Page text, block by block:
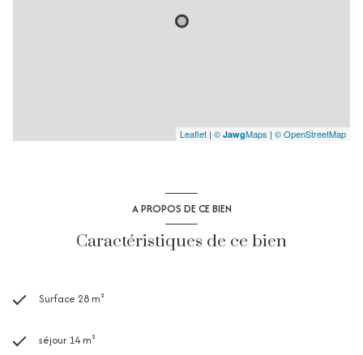
Leaflet | © JawgMaps | © OpenStreetMap
A PROPOS DE CE BIEN
Caractéristiques de ce bien
Surface 28 m²
séjour 14 m²